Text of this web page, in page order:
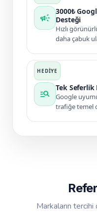
campaign
3000₺
Desteği
Hızlı
daha çabuk
manage_search
Tek Seferlik
Google
trafiğe temel
Markaların